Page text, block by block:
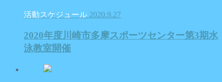
活動スケジュール 2020.9.27
2020年度川崎市多摩スポーツセンター第3期水
泳教室開催